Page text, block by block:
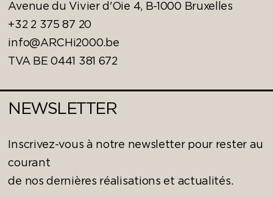
Avenue du Vivier d'Oie 4, B-1000 Bruxelles
+32 2 375 87 20
info@ARCHi2000.be
TVA BE 0441 381 672
NEWSLETTER
Inscrivez-vous à notre newsletter pour rester au
courant
de nos dernières réalisations et actualités.